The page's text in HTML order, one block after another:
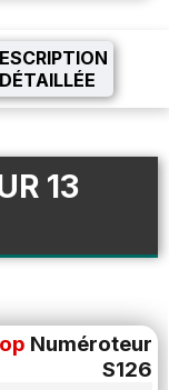
DÉTAILLÉE
13
Numéroteur
S126